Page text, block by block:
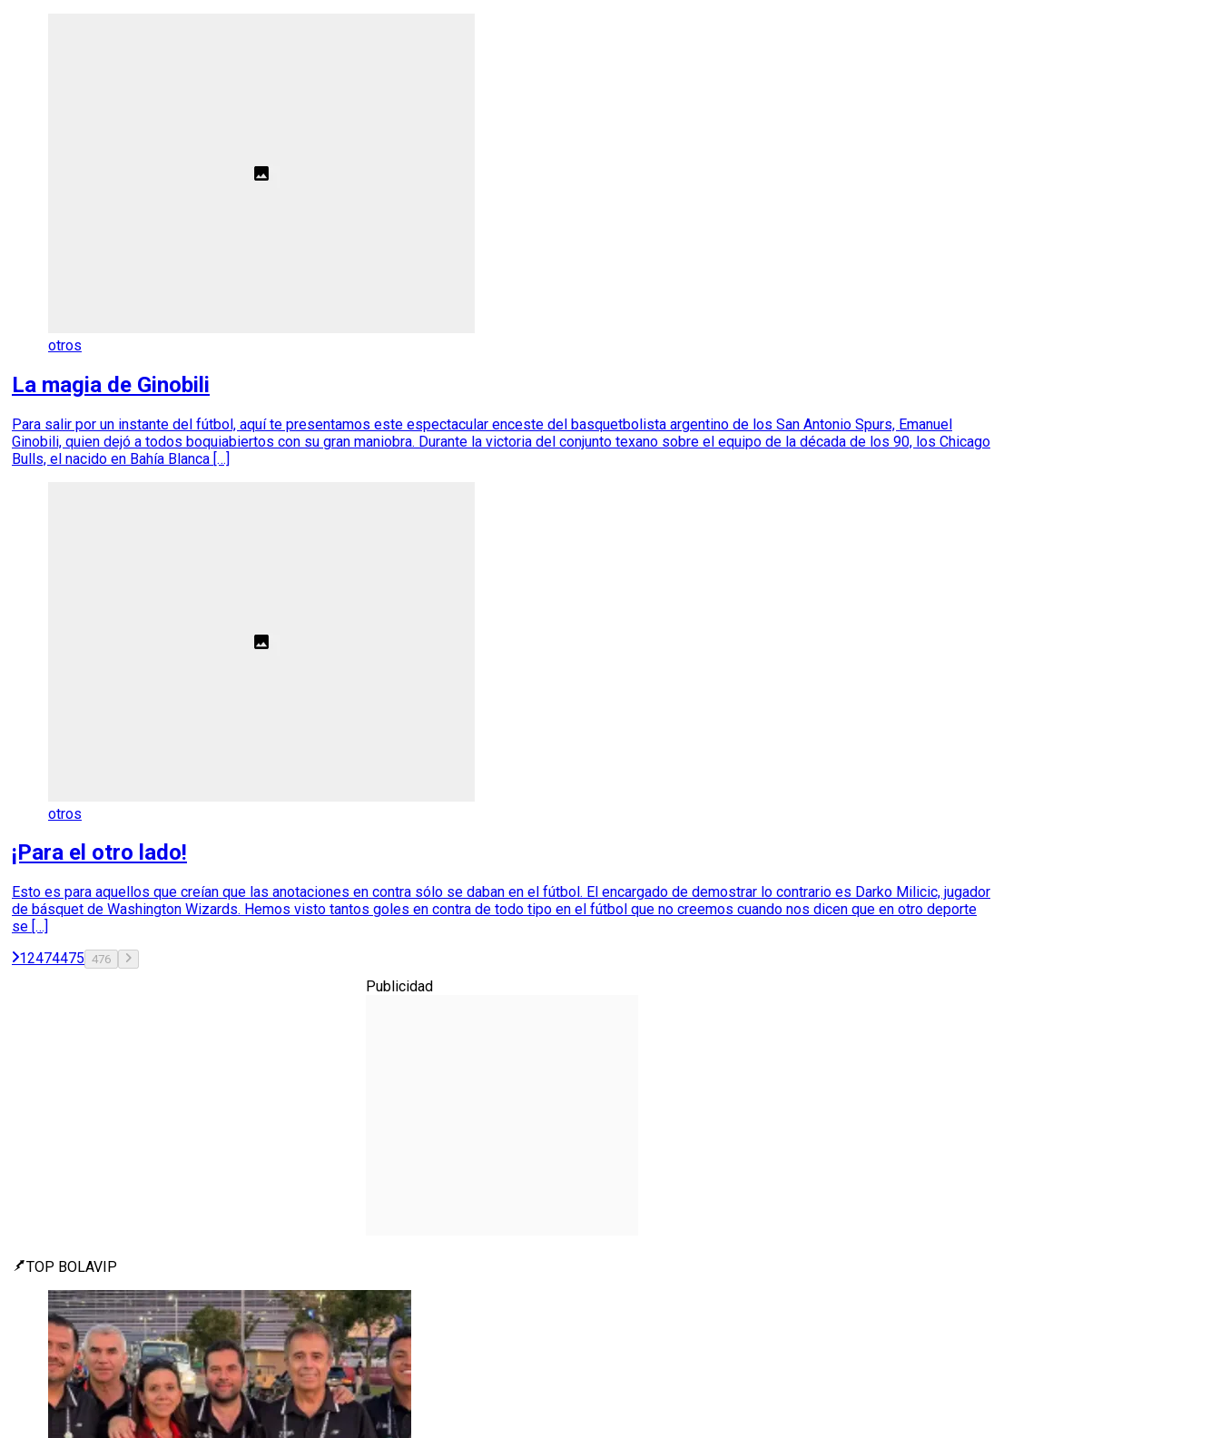
otros
La magia de Ginobili
Para salir por un instante del fútbol, aquí te presentamos este espectacular enceste del basquetbolista argentino de los San Antonio Spurs, Emanuel
Ginobili, quien dejó a todos boquiabiertos con su gran maniobra. Durante la victoria del conjunto texano sobre el equipo de la década de los 90, los Chicago
Bulls, el nacido en Bahía Blanca […]
otros
¡Para el otro lado!
Esto es para aquellos que creían que las anotaciones en contra sólo se daban en el fútbol. El encargado de demostrar lo contrario es Darko Milicic, jugador
de básquet de Washington Wizards. Hemos visto tantos goles en contra de todo tipo en el fútbol que no creemos cuando nos dicen que en otro deporte
se […]
12474475 476
Publicidad
TOP BOLAVIP